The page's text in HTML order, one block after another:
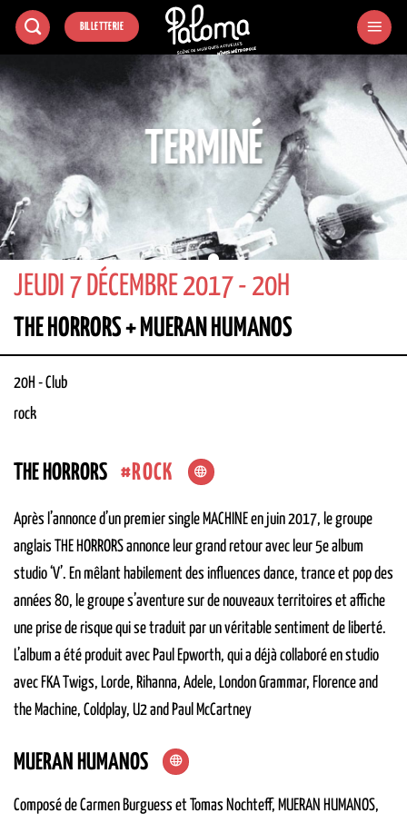
Passer
contenu
BILLETTERIE
TERMINÉ
JEUDI 7 DÉCEMBRE 2017 - 20H
THE HORRORS + MUERAN HUMANOS
20H -Club
rock
THE HORRORS ROCK
Après l’annonce d’un premier single MACHINE en juin 2017, le groupe
anglais THE HORRORS annonce leur grand retour avec leur 5e album
studio ‘V’. En mêlant habilement des influences dance, trance et pop des
années 80, le groupe s’aventure sur de nouveaux territoires et affiche
une prise de risque qui se traduit par un véritable sentiment de liberté.
L’album a été produit avec Paul Epworth, qui a déjà collaboré en studio
avec FKA Twigs, Lorde, Rihanna, Adele, London Grammar, Florence and
the Machine, Coldplay, U2 and Paul McCartney
MUERAN HUMANOS
Composé de Carmen Burguess et Tomas Nochteff, MUERAN HUMANOS,